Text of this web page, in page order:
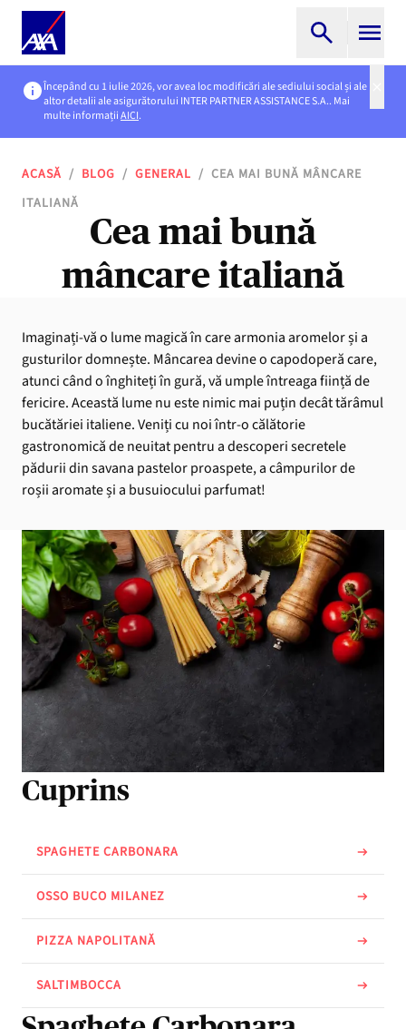
Începând cu 1 iulie 2026, vor avea loc modificări ale sediului social și ale
altor detalii ale asigurătorului INTER PARTNER ASSISTANCE S.A.. Mai
multe informațiiAICI.
ACASĂ / BLOG / GENERAL / CEA MAI BUNĂ MÂNCARE
ITALIANĂ
Cea mai bună
mâncare italiană
Imaginați-vă o lume magică în care armonia aromelor și a
gusturilor domnește. Mâncarea devine o capodoperă care,
atunci când o înghiteți în gură, vă umple întreaga ființă de
fericire. Această lume nu este nimic mai puțin decât tărâmul
bucătăriei italiene. Veniți cu noi într-o călătorie
gastronomică de neuitat pentru a descoperi secretele
pădurii din savana pastelor proaspete, a câmpurilor de
roșii aromate și a busuiocului parfumat!
Cuprins
SPAGHETE CARBONARA
OSSO BUCO MILANEZ
PIZZA NAPOLITANĂ
SALTIMBOCCA